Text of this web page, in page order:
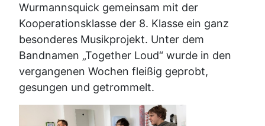
Wurmannsquick gemeinsam mit der
Kooperationsklasse der 8. Klasse ein ganz
besonderes Musikprojekt. Unter dem
Bandnamen „Together Loud“ wurde in den
vergangenen Wochen fleißig geprobt,
gesungen und getrommelt.